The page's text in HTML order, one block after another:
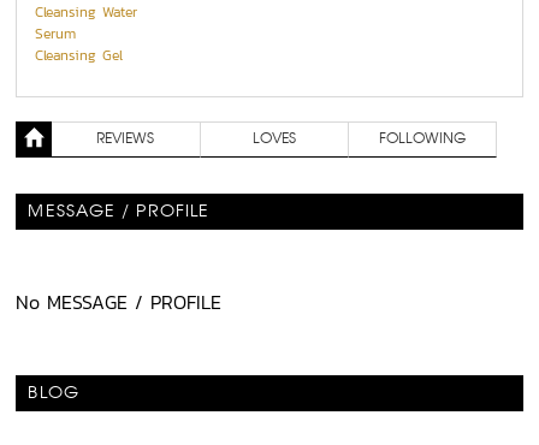
Cleansing Water
Serum
Cleansing Gel
REVIEWS LOVES FOLLOWING
MESSAGE / PROFILE
No MESSAGE / PROFILE
BLOG